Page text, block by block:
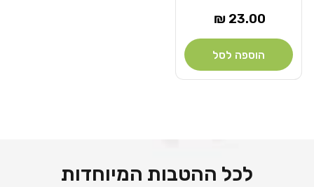
מחיר
23.00 ₪
הוספה לסל
לכל ההטבות המיוחדות